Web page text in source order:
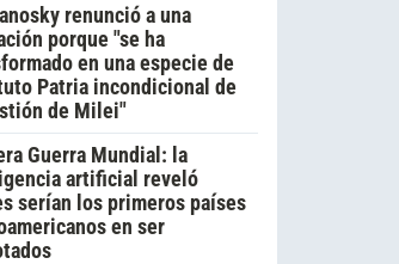
renunció a una
porque "se ha
en una especie de
Patria incondicional de
de Milei"
Guerra Mundial: la
artificial reveló
serían los primeros países
en ser